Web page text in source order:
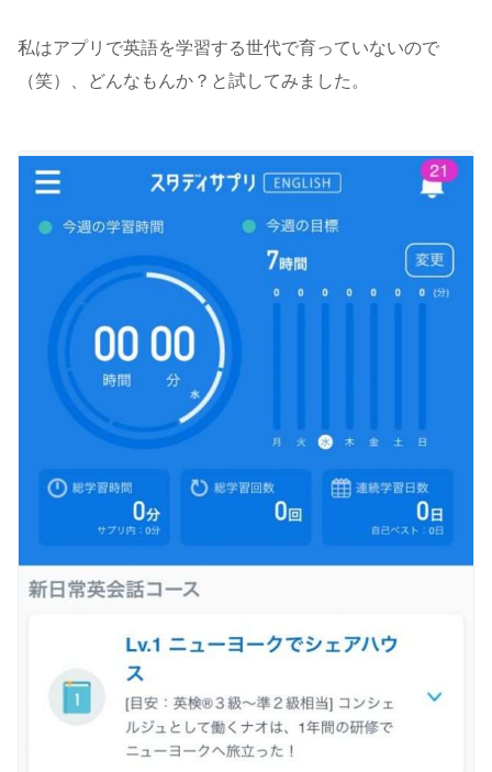
私はアプリで英語を学習する世代で育っていないので
（笑）、どんなもんか？と試してみました。